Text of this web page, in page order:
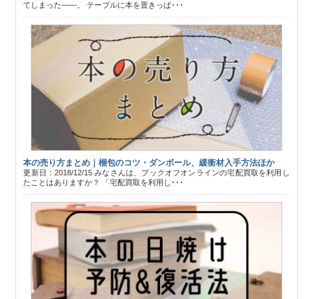
てしまった――。 テーブルに本を置きっぱ･･･
本の売り方まとめ｜梱包のコツ・ダンボール、緩衝材入手方法ほか
更新日：2018/12/15 みなさんは、ブックオフオンラインの宅配買取を利用し
たことはありますか？ 「宅配買取を利用し･･･